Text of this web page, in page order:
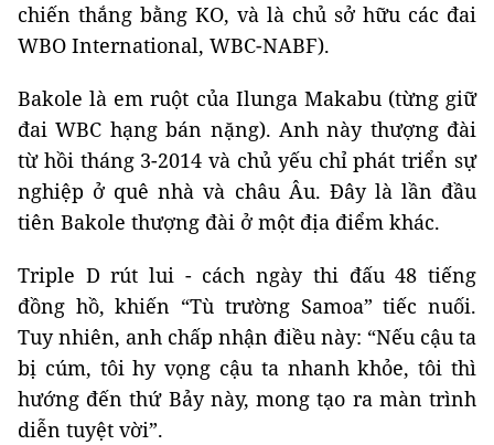
chiến thắng bằng KO, và là chủ sở hữu các đai
WBO International, WBC-NABF).
Bakole là em ruột của Ilunga Makabu (từng giữ
đai WBC hạng bán nặng). Anh này thượng đài
từ hồi tháng 3-2014 và chủ yếu chỉ phát triển sự
nghiệp ở quê nhà và châu Âu. Đây là lần đầu
tiên Bakole thượng đài ở một địa điểm khác.
Triple D rút lui - cách ngày thi đấu 48 tiếng
đồng hồ, khiến “Tù trường Samoa” tiếc nuối.
Tuy nhiên, anh chấp nhận điều này: “Nếu cậu ta
bị cúm, tôi hy vọng cậu ta nhanh khỏe, tôi thì
hướng đến thứ Bảy này, mong tạo ra màn trình
diễn tuyệt vời”.